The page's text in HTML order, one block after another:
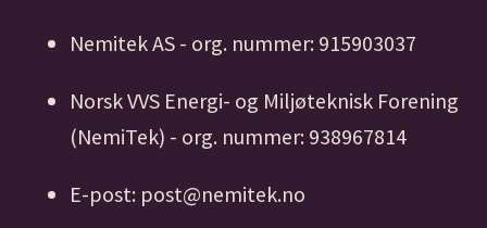
Nemitek AS - org. nummer: 915903037
Norsk VVS Energi- og Miljøteknisk Forening
(NemiTek) - org. nummer: 938967814
E-post: post@nemitek.no